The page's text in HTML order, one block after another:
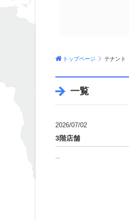
トップページ テナント
一覧
2026/07/02
3階店舗
...